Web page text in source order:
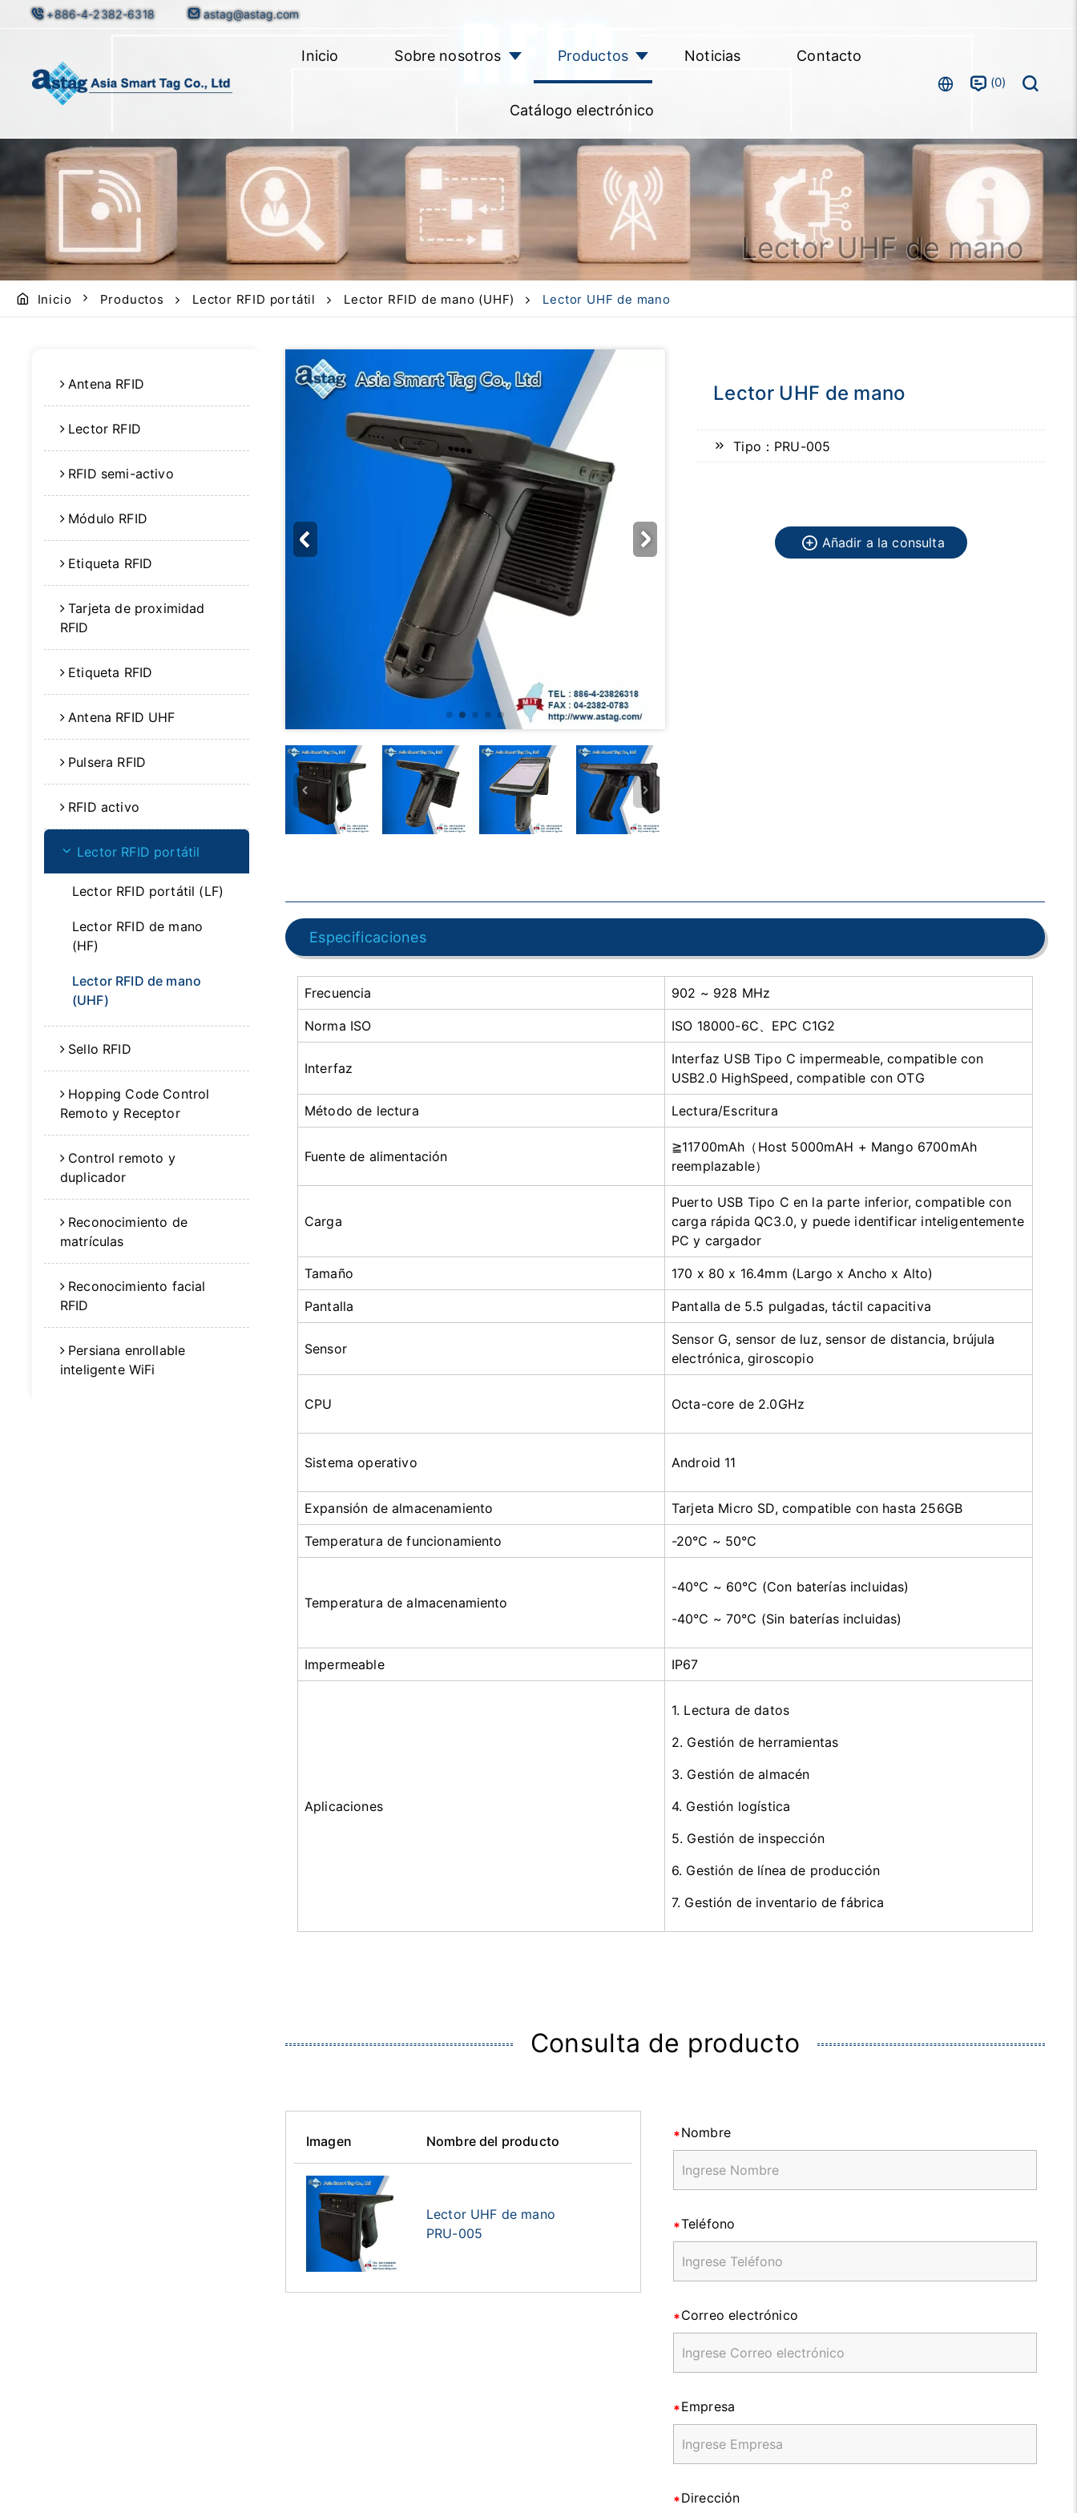
+886-4-2382-6318 astag@astag.com
Inicio Sobre nosotros Productos Noticias Contacto
Catálogo electrónico
0
Lector UHF de mano
Inicio Productos Lector RFID portátil Lector RFID de mano (UHF) Lector UHF de mano
Antena RFID
Lector RFID
RFID semi-activo
Módulo RFID
Etiqueta RFID
Tarjeta de proximidad
RFID
Etiqueta RFID
Antena RFID UHF
Pulsera RFID
RFID activo
Lector RFID portátil
Lector RFID portátil (LF)
Lector RFID de mano
(HF)
Lector RFID de mano
(UHF)
Sello RFID
Hopping Code Control
Remoto y Receptor
Control remoto y
duplicador
Reconocimiento de
matrículas
Reconocimiento facial
RFID
Persiana enrollable
inteligente WiFi
Lector UHF de mano
Tipo：PRU-005
Añadir a la consulta
Especificaciones
Frecuencia 902 ~ 928 MHz
Norma ISO ISO 18000-6C、EPC C1G2
Interfaz
Interfaz USB Tipo C impermeable, compatible con
USB2.0 HighSpeed, compatible con OTG
Método de lectura Lectura/Escritura
Fuente de alimentación
≧11700mAh（Host 5000mAH + Mango 6700mAh
reemplazable）
Carga
Puerto USB Tipo C en la parte inferior, compatible con
carga rápida QC3.0, y puede identificar inteligentemente
PC y cargador
Tamaño 170 x 80 x 16.4mm (Largo x Ancho x Alto)
Pantalla Pantalla de 5.5 pulgadas, táctil capacitiva
Sensor
Sensor G, sensor de luz, sensor de distancia, brújula
electrónica, giroscopio
CPU Octa-core de 2.0GHz
Sistema operativo Android 11
Expansión de almacenamiento Tarjeta Micro SD, compatible con hasta 256GB
Temperatura de funcionamiento -20℃ ~ 50℃
Temperatura de almacenamiento
-40℃ ~ 60℃ (Con baterías incluidas)
-40℃ ~ 70℃ (Sin baterías incluidas)
Impermeable IP67
Aplicaciones
1. Lectura de datos
2. Gestión de herramientas
3. Gestión de almacén
4. Gestión logística
5. Gestión de inspección
6. Gestión de línea de producción
7. Gestión de inventario de fábrica
Consulta de producto
Imagen Nombre del producto
Lector UHF de mano
PRU-005
Nombre
Teléfono
Correo electrónico
Empresa
Dirección